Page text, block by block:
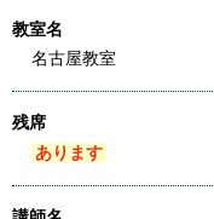
教室名
名古屋教室
残席
あります